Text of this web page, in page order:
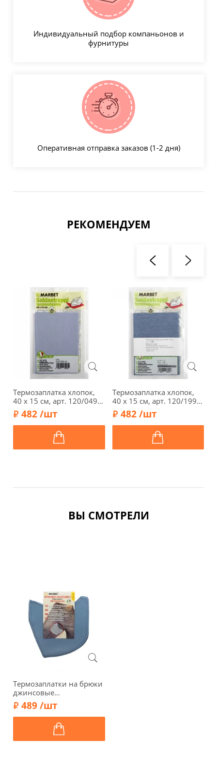
Индивидуальный подбор компаньонов и
фурнитуры
Оперативная отправка заказов (1-2 дня)
РЕКОМЕНДУЕМ
Термозаплатка хлопок,
40 х 15 см, арт. 120/049,
серо-синий
482 /шт
Термозаплатка хлопок,
40 х 15 см, арт. 120/199,
джинс потертый (клей на
лиц. стор.)
482 /шт
ВЫ СМОТРЕЛИ
Термозаплатки на брюки
джинсовые
анатомические, 15,5 х
15,5 см, арт. 103/028,
серо-голубой
489 /шт